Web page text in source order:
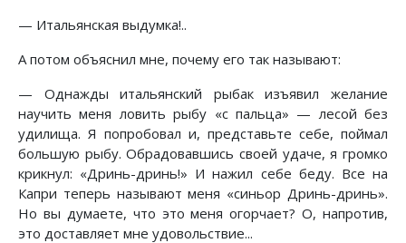
— Итальянская выдумка!..
А потом объяснил мне, почему его так называют:
— Однажды итальянский рыбак изъявил желание
научить меня ловить рыбу «с пальца» — лесой без
удилища. Я попробовал и, представьте себе, поймал
большую рыбу. Обрадовавшись своей удаче, я громко
крикнул: «Дринь-дринь!» И нажил себе беду. Все на
Капри теперь называют меня «синьор Дринь-дринь».
Но вы думаете, что это меня огорчает? О, напротив,
это доставляет мне удовольствие...